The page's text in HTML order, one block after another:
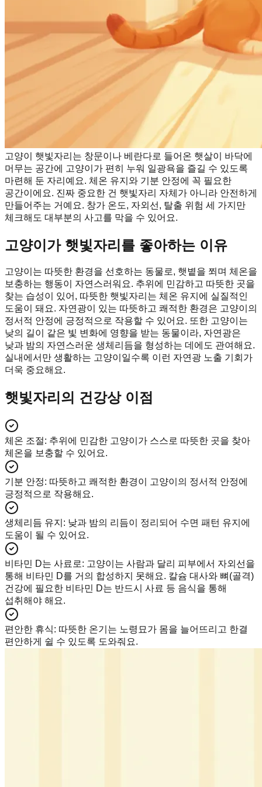
고양이 햇빛자리는 창문이나 베란다로 들어온 햇살이 바닥에
머무는 공간에 고양이가 편히 누워 일광욕을 즐길 수 있도록
마련해 둔 자리예요. 체온 유지와 기분 안정에 꼭 필요한
공간이에요. 진짜 중요한 건 햇빛자리 자체가 아니라 안전하게
만들어주는 거예요. 창가 온도, 자외선, 탈출 위험 세 가지만
체크해도 대부분의 사고를 막을 수 있어요.
고양이가 햇빛자리를 좋아하는 이유
고양이는 따뜻한 환경을 선호하는 동물로, 햇볕을 쬐며 체온을
보충하는 행동이 자연스러워요. 추위에 민감하고 따뜻한 곳을
찾는 습성이 있어, 따뜻한 햇빛자리는 체온 유지에 실질적인
도움이 돼요. 자연광이 있는 따뜻하고 쾌적한 환경은 고양이의
정서적 안정에 긍정적으로 작용할 수 있어요. 또한 고양이는
낮의 길이 같은 빛 변화에 영향을 받는 동물이라, 자연광은
낮과 밤의 자연스러운 생체리듬을 형성하는 데에도 관여해요.
실내에서만 생활하는 고양이일수록 이런 자연광 노출 기회가
더욱 중요해요.
햇빛자리의 건강상 이점
체온 조절: 추위에 민감한 고양이가 스스로 따뜻한 곳을 찾아
체온을 보충할 수 있어요.
기분 안정: 따뜻하고 쾌적한 환경이 고양이의 정서적 안정에
긍정적으로 작용해요.
생체리듬 유지 : 낮과 밤의 리듬이 정리되어 수면 패턴 유지에
도움이 될 수 있어요.
비타민 D는 사료로: 고양이는 사람과 달리 피부에서 자외선을
통해 비타민 D를 거의 합성하지 못해요. 칼슘 대사와 뼈(골격)
건강에 필요한 비타민 D는 반드시 사료 등 음식을 통해
섭취해야 해요.
편안한 휴식: 따뜻한 온기는 노령묘가 몸을 늘어뜨리고 한결
편안하게 쉴 수 있도록 도와줘요.